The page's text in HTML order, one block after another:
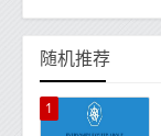
随机推荐
1